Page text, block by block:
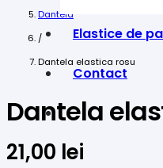
Elastice de
Contact
Dantela
/
Dantela elastica rosu
Dantela
21,00 lei